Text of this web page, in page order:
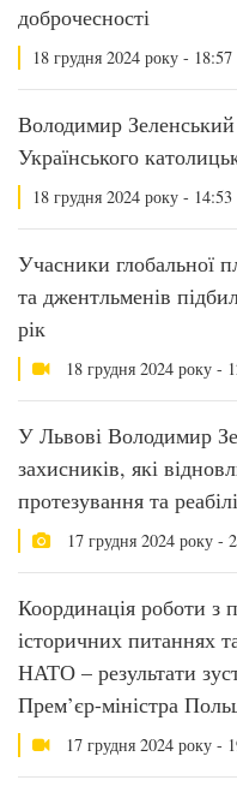
доброчесності
18 грудня 2024 року - 18:57
Володимир Зеленський
Українського
18 грудня 2024 року - 14:53
Учасники глобальної
та джентльменів
рік
18 грудня 2024 року -
У Львові Володимир
захисників, які
протезування та
17 грудня 2024 року -
Координація роботи з
історичних питаннях
НАТО – результати
Прем’єр-міністра
17 грудня 2024 року -